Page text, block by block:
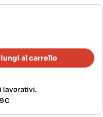
odori e elimina le macchie
garantendo un ambiente
con parte filtrante verso l'alto
adatti a tutte le esigenze
Tappetini
per
al carrello
lavorativi.